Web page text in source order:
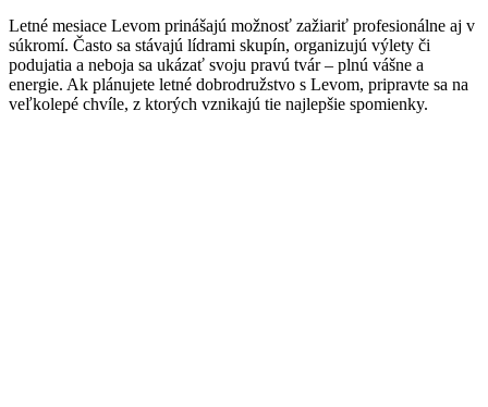
Letné mesiace Levom prinášajú možnosť zažiariť profesionálne aj v
súkromí. Často sa stávajú lídrami skupín, organizujú výlety či
podujatia a neboja sa ukázať svoju pravú tvár – plnú vášne a
energie. Ak plánujete letné dobrodružstvo s Levom, pripravte sa na
veľkolepé chvíle, z ktorých vznikajú tie najlepšie spomienky.